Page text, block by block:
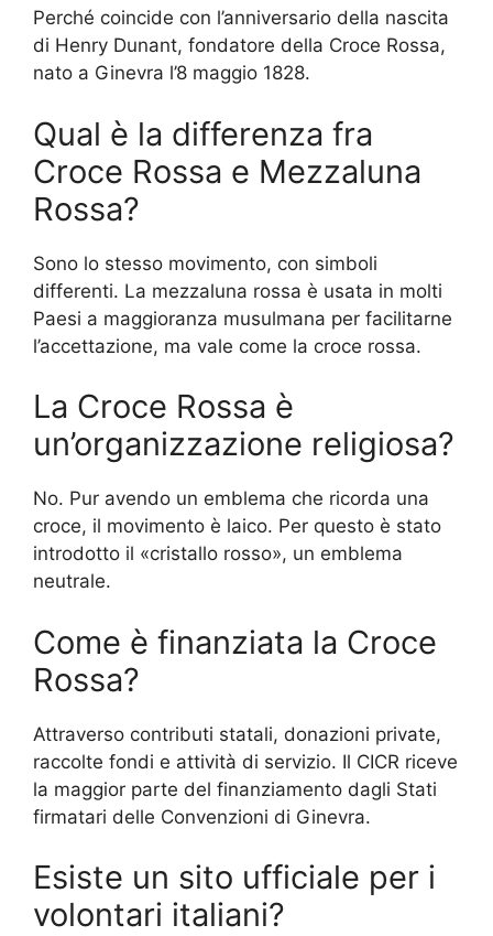
Perché coincide con l’anniversario della nascita
di Henry Dunant, fondatore della Croce Rossa,
nato a Ginevra l’8 maggio 1828.
Qual è la differenza fra
Croce Rossa e Mezzaluna
Rossa?
Sono lo stesso movimento, con simboli
differenti. La mezzaluna rossa è usata in molti
Paesi a maggioranza musulmana per facilitarne
l’accettazione, ma vale come la croce rossa.
La Croce Rossa è
un’organizzazione religiosa?
No. Pur avendo un emblema che ricorda una
croce, il movimento è laico. Per questo è stato
introdotto il «cristallo rosso», un emblema
neutrale.
Come è finanziata la Croce
Rossa?
Attraverso contributi statali, donazioni private,
raccolte fondi e attività di servizio. Il CICR riceve
la maggior parte del finanziamento dagli Stati
firmatari delle Convenzioni di Ginevra.
Esiste un sito ufficiale per i
volontari italiani?